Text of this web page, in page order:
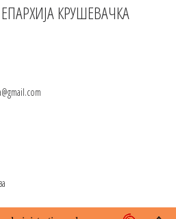
КРУШЕВАЧКА